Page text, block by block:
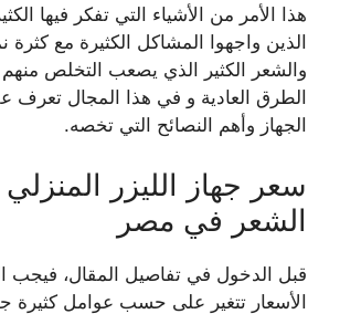
هذا الأمر من الأشياء التي تفكر فيها
الذين واجهوا المشاكل الكثيرة مع كثرة
والشعر الكثير الذي يصعب التخلص
الطرق العادية و في هذا المجال تعرف
الجهاز وأهم النصائح التي تخصه.
سعر جهاز الليزر المنزلي
الشعر في مصر
قبل الدخول في تفاصيل المقال، فيجب
الأسعار تتغير على حسب عوامل كثيرة